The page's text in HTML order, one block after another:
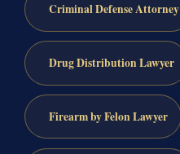
Criminal Defense Attorney
Drug Distribution Lawyer
Firearm by Felon Lawyer